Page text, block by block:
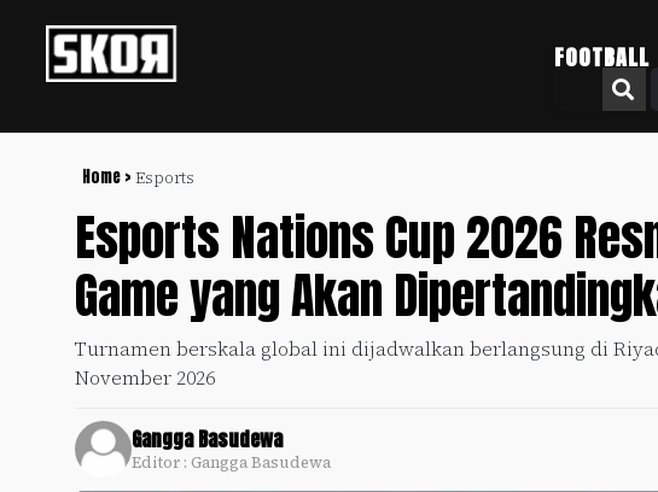
FOOTBALL
Home > Esports
Esports Nations Cup 2026
Game yang Akan
Turnamen berskala global ini dijadwalkan berlangsung di
November 2026
Gangga Basudewa
Editor : Gangga Basudewa
Football +
Culture +
Sports
Update
+
Timnas
SKOR
Policy
Pedoman
Pemberitaan
Media
Siber
Disclaimer
Kami